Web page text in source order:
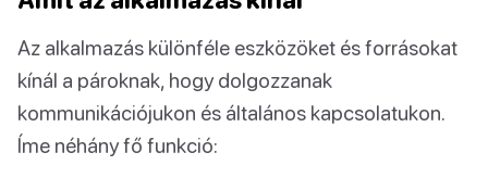
Az alkalmazás különféle eszközöket és forrásokat
kínál a pároknak, hogy dolgozzanak
kommunikációjukon és általános kapcsolatukon.
Íme néhány fő funkció: